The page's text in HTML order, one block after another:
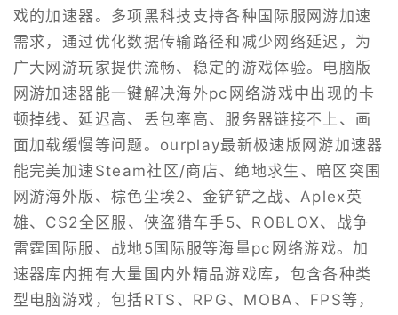
戏的加速器。多项黑科技支持各种国际服网游加速
需求，通过优化数据传输路径和减少网络延迟，为
广大网游玩家提供流畅、稳定的游戏体验。电脑版
网游加速器能一键解决海外pc网络游戏中出现的卡
顿掉线、延迟高、丢包率高、服务器链接不上、画
面加载缓慢等问题。ourplay最新极速版网游加速器
能完美加速Steam社区/商店、绝地求生、暗区突围
网游海外版、棕色尘埃2、金铲铲之战、Aplex英
雄、CS2全区服、侠盗猎车手5、ROBLOX、战争
雷霆国际服、战地5国际服等海量pc网络游戏。加
速器库内拥有大量国内外精品游戏库，包含各种类
型电脑游戏，包括RTS、RPG、MOBA、FPS等，